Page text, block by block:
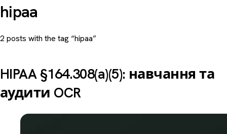
hipaa
2 posts with the tag “hipaa”
HIPAA §164.308(a)(5): навчання та
аудити OCR